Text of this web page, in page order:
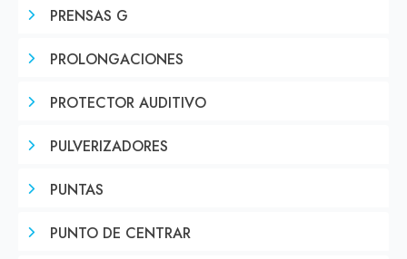
PRENSAS G
PROLONGACIONES
PROTECTOR AUDITIVO
PULVERIZADORES
PUNTAS
PUNTO DE CENTRAR